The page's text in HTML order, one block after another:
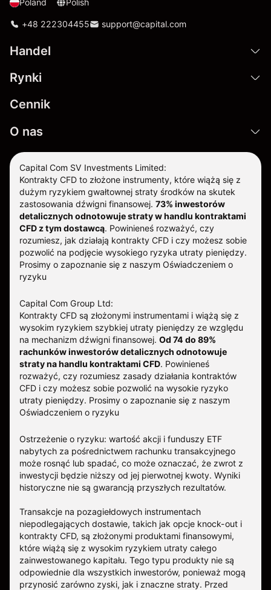
+48 222304455 support@capital.com
Handel
Rynki
Cennik
O nas
Capital Com SV Investments Limited:
Kontrakty CFD to złożone instrumenty, które wiążą się z
dużym ryzykiem gwałtownej straty środków na skutek
zastosowania dźwigni finansowej. 73% inwestorów
detalicznych odnotowuje straty w handlu kontraktami
CFD z tym dostawcą. Powinieneś rozważyć, czy
rozumiesz, jak działają kontrakty CFD i czy możesz sobie
pozwolić na podjęcie wysokiego ryzyka utraty pieniędzy.
Prosimy o zapoznanie się z naszym Oświadczeniem o
ryzyku
Capital Com Group Ltd:
Kontrakty CFD są złożonymi instrumentami i wiążą się z
wysokim ryzykiem szybkiej utraty pieniędzy ze względu
na mechanizm dźwigni finansowej. Od 74 do 89%
rachunków inwestorów detalicznych odnotowuje
straty na handlu kontraktami CFD. Powinieneś
rozważyć, czy rozumiesz zasady działania kontraktów
CFD i czy możesz sobie pozwolić na wysokie ryzyko
utraty pieniędzy. Prosimy o zapoznanie się z naszym
Oświadczeniem o ryzyku
Ostrzeżenie o ryzyku: wartość akcji i funduszy ETF
nabytych za pośrednictwem rachunku transakcyjnego
może rosnąć lub spadać, co może oznaczać, że zwrot z
inwestycji będzie niższy od jej pierwotnej kwoty. Wyniki
historyczne nie są gwarancją przyszłych rezultatów.
Transakcje na pozagiełdowych instrumentach
niepodlegających dostawie, takich jak opcje knock-out i
kontrakty CFD, są złożonymi produktami finansowymi,
które wiążą się z wysokim ryzykiem utraty całego
zainwestowanego kapitału. Tego typu produkty nie są
odpowiednie dla wszystkich inwestorów, ponieważ mogą
przynosić zarówno zyski, jak i znaczne straty. Przed